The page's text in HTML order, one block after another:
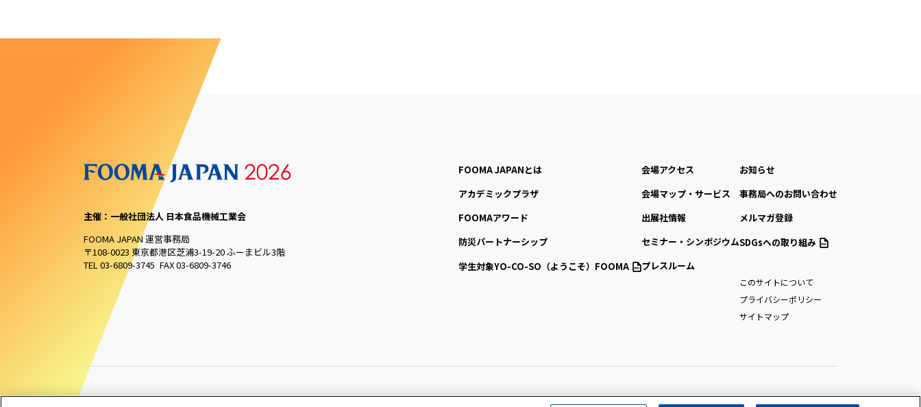
主催：一般社団法人 日本食品機械工業会
FOOMA JAPAN 運営事務局
〒108-0023 東京都港区芝浦3-19-20 ふーまビル3階
TEL 03-6809-3745 FAX 03-6809-3746
FOOMA JAPANとは
アカデミックプラザ
FOOMAアワード
防災パートナーシップ
学生対象YO-CO-SO （ようこそ）FOOMA
会場アクセス
会場マップ・サービス
出展社情報
セミナー・シンポジウム
プレスルーム
お知らせ
事務局へのお問い合わせ
メルマガ登録
SDGsへの取り組み
このサイトについて
プライバシーポリシー
サイトマップ
All Right Reserved. Copyright (c) FOOMA JAPAN Secretariat